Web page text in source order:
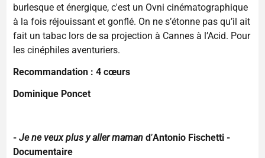
burlesque et énergique, c'est un Ovni cinématographique
à la fois réjouissant et gonflé. On ne s’étonne pas qu’il ait
fait un tabac lors de sa projection à Cannes à l’Acid. Pour
les cinéphiles aventuriers.
Recommandation : 4 cœurs
Dominique Poncet
- Je ne veux plus y aller maman d’Antonio Fischetti -
Documentaire